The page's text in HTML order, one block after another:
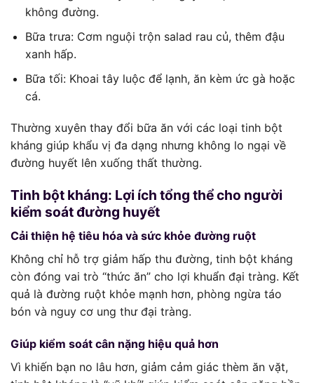
không đường.
Bữa trưa: Cơm nguội trộn salad rau củ, thêm đậu
xanh hấp.
Bữa tối: Khoai tây luộc để lạnh, ăn kèm ức gà hoặc
cá.
Thường xuyên thay đổi bữa ăn với các loại tinh bột
kháng giúp khẩu vị đa dạng nhưng không lo ngại về
đường huyết lên xuống thất thường.
Tinh bột kháng: Lợi ích tổng thể cho người
kiểm soát đường huyết
Cải thiện hệ tiêu hóa và sức khỏe đường ruột
Không chỉ hỗ trợ giảm hấp thu đường, tinh bột kháng
còn đóng vai trò “thức ăn” cho lợi khuẩn đại tràng. Kết
quả là đường ruột khỏe mạnh hơn, phòng ngừa táo
bón và nguy cơ ung thư đại tràng.
Giúp kiểm soát cân nặng hiệu quả hơn
Vì khiến bạn no lâu hơn, giảm cảm giác thèm ăn vặt,